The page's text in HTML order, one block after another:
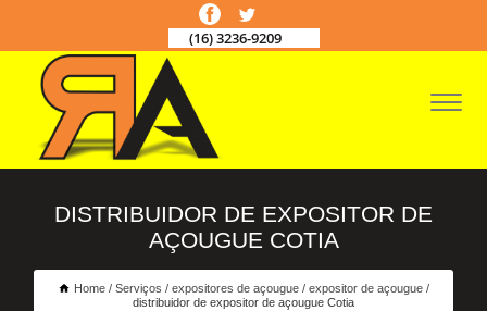
(16) 3236-9209
DISTRIBUIDOR DE EXPOSITOR DE
AÇOUGUE COTIA
Home Serviços expositores de açougue
expositor de açougue
distribuidor de expositor de açougue Cotia